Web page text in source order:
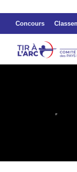
Concours